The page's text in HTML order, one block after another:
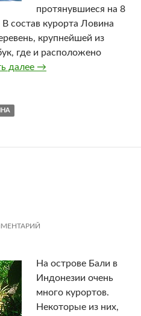
протянувшиеся на 8
состав курорта Ловина
крупнейшей из
где и расположено
далее Ловина
→
На острове Бали в
Индонезии очень
много курортов.
Некоторые из них,